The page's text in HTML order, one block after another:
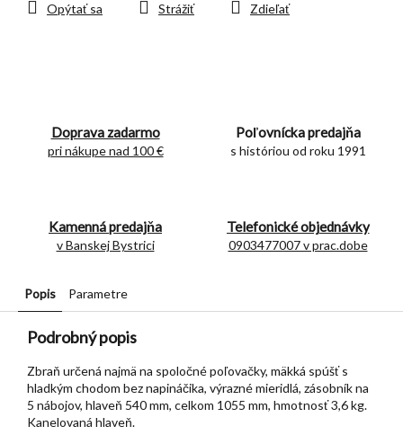
Opýtať sa Strážiť Zdieľať
Doprava zadarmo
pri nákupe nad 100 €
Poľovnícka predajňa
s históriou od roku 1991
Kamenná predajňa
v Banskej Bystrici
Telefonické objednávky
0903477007 v prac.dobe
Popis Parametre
Podrobný popis
Zbraň určená najmä na spoločné poľovačky, mäkká spúšť s
hladkým chodom bez napináčika, výrazné mieridlá, zásobník na
5 nábojov, hlaveň 540 mm, celkom 1055 mm, hmotnosť 3,6 kg.
Kanelovaná hlaveň.